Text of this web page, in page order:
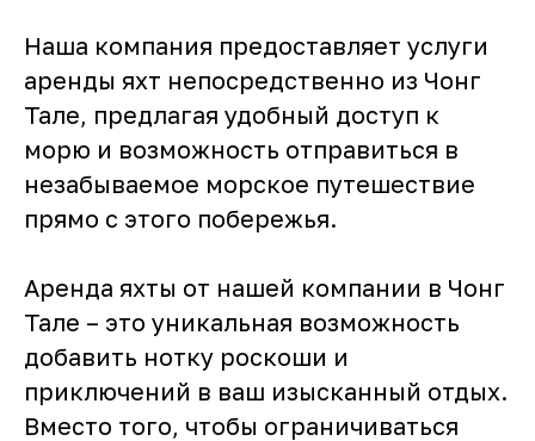
Наша компания предоставляет услуги
аренды яхт непосредственно из Чонг
Тале, предлагая удобный доступ к
морю и возможность отправиться в
незабываемое морское путешествие
прямо с этого побережья.
Аренда яхты от нашей компании в Чонг
Тале – это уникальная возможность
добавить нотку роскоши и
приключений в ваш изысканный отдых.
Вместо того, чтобы ограничиваться